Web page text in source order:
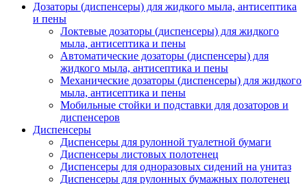
Дозаторы (диспенсеры) для жидкого мыла, антисептика
и пены
Локтевые дозаторы (диспенсеры) для жидкого
мыла, антисептика и пены
Автоматические дозаторы (диспенсеры) для
жидкого мыла, антисептика и пены
Механические дозаторы (диспенсеры) для жидкого
мыла, антисептика и пены
Мобильные стойки и подставки для дозаторов и
диспенсеров
Диспенсеры
Диспенсеры для рулонной туалетной бумаги
Диспенсеры листовых полотенец
Диспенсеры для одноразовых сидений на унитаз
Диспенсеры для рулонных бумажных полотенец